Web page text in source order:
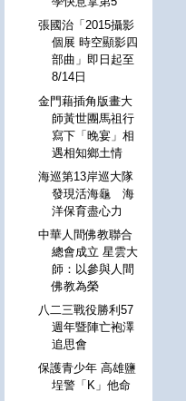
張國治「2015攝影
個展 時空顯影四
部曲」即日起至
8/14日
金門藉插角版畫大
師黃世團馬祖行
寫下「晚宴」相
遇相知鄉土情
海巡第13岸巡大隊
發現活海龜 海
洋保育盡心力
中華人間佛教聯合
總會成立 星雲大
師：以參與人間
佛教為榮
八二三戰役勝利57
週年暨陣亡袍澤
追思會
保護青少年 高雄鹽
埕警「K」他命